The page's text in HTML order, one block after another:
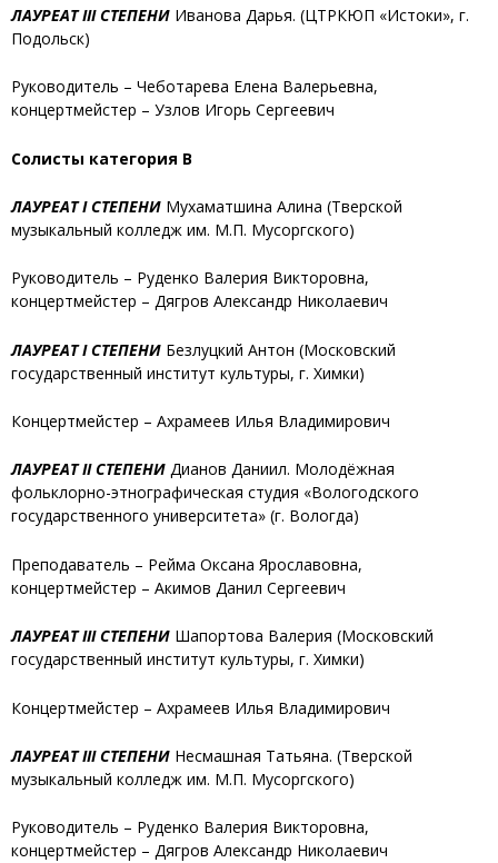
ЛАУРЕАТ III СТЕПЕНИ Иванова Дарья. (ЦТРКЮП «Истоки», г.
Подольск)
Руководитель – Чеботарева Елена Валерьевна,
концертмейстер – Узлов Игорь Сергеевич
Солисты категория В
ЛАУРЕАТ I СТЕПЕНИ Мухаматшина Алина (Тверской
музыкальный колледж им. М.П. Мусоргского)
Руководитель – Руденко Валерия Викторовна,
концертмейстер – Дягров Александр Николаевич
ЛАУРЕАТ I СТЕПЕНИ Безлуцкий Антон (Московский
государственный институт культуры, г. Химки)
Концертмейстер – Ахрамеев Илья Владимирович
ЛАУРЕАТ II СТЕПЕНИ Дианов Даниил. Молодёжная
фольклорно-этнографическая студия «Вологодского
государственного университета» (г. Вологда)
Преподаватель – Рейма Оксана Ярославовна,
концертмейстер – Акимов Данил Сергеевич
ЛАУРЕАТ III СТЕПЕНИ Шапортова Валерия (Московский
государственный институт культуры, г. Химки)
Концертмейстер – Ахрамеев Илья Владимирович
ЛАУРЕАТ III СТЕПЕНИ Несмашная Татьяна. (Тверской
музыкальный колледж им. М.П. Мусоргского)
Руководитель – Руденко Валерия Викторовна,
концертмейстер – Дягров Александр Николаевич